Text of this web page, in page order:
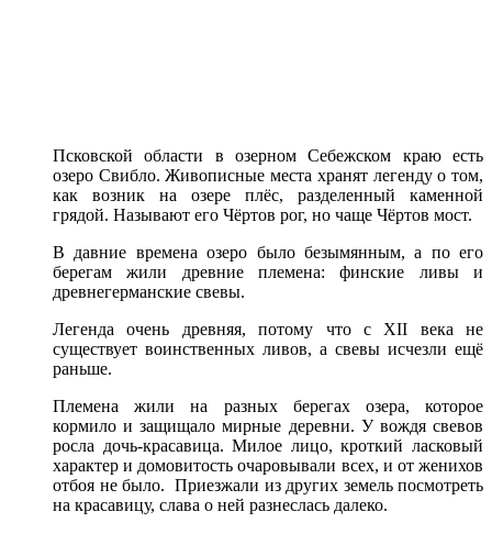
Псковской области в озерном Себежском краю есть
озеро Свибло. Живописные места хранят легенду о том,
как возник на озере плёс, разделенный каменной
грядой. Называют его Чёртов рог, но чаще Чёртов мост.
В давние времена озеро было безымянным, а по его
берегам жили древние племена: финские ливы и
древнегерманские свевы.
Легенда очень древняя, потому что с XII века не
существует воинственных ливов, а свевы исчезли ещё
раньше.
Племена жили на разных берегах озера, которое
кормило и защищало мирные деревни. У вождя свевов
росла дочь-красавица. Милое лицо, кроткий ласковый
характер и домовитость очаровывали всех, и от женихов
отбоя не было. Приезжали из других земель посмотреть
на красавицу, слава о ней разнеслась далеко.